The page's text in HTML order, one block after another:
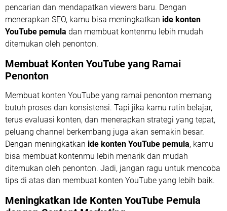
pencarian dan mendapatkan viewers baru. Dengan
menerapkan SEO, kamu bisa meningkatkan ide konten
YouTube pemula dan membuat kontenmu lebih mudah
ditemukan oleh penonton.
Membuat Konten YouTube yang Ramai
Penonton
Membuat konten YouTube yang ramai penonton memang
butuh proses dan konsistensi. Tapi jika kamu rutin belajar,
terus evaluasi konten, dan menerapkan strategi yang tepat,
peluang channel berkembang juga akan semakin besar.
Dengan meningkatkan ide konten YouTube pemula, kamu
bisa membuat kontenmu lebih menarik dan mudah
ditemukan oleh penonton. Jadi, jangan ragu untuk mencoba
tips di atas dan membuat konten YouTube yang lebih baik.
Meningkatkan Ide Konten YouTube Pemula